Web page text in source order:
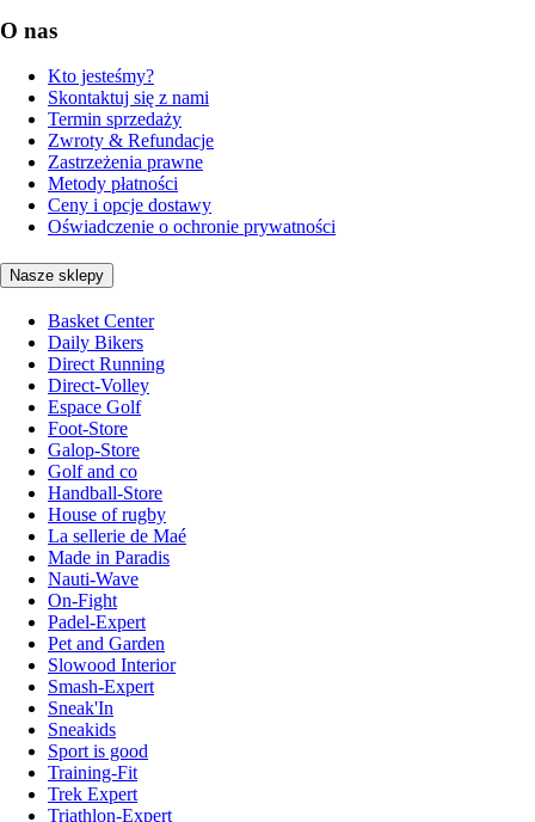
O nas
Kto jesteśmy?
Skontaktuj się z nami
Termin sprzedaży
Zwroty & Refundacje
Zastrzeżenia prawne
Metody płatności
Ceny i opcje dostawy
Oświadczenie o ochronie prywatności
Nasze sklepy
Basket Center
Daily Bikers
Direct Running
Direct-Volley
Espace Golf
Foot-Store
Galop-Store
Golf and co
Handball-Store
House of rugby
La sellerie de Maé
Made in Paradis
Nauti-Wave
On-Fight
Padel-Expert
Pet and Garden
Slowood Interior
Smash-Expert
Sneak'In
Sneakids
Sport is good
Training-Fit
Trek Expert
Triathlon-Expert